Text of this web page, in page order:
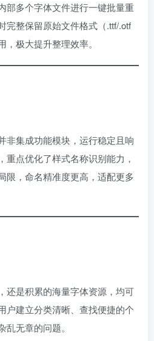
部多个字体文件进行一键批量重
完整保留原始文件格式（.ttf/.otf
极大提升整理效率。
非集成功能模块，运行稳定且响
重点优化了样式名称识别能力，
限，命名精准度更高，适配更多
还是积累的海量字体资源，均可
户建立分类清晰、查找便捷的个
无章的问题。